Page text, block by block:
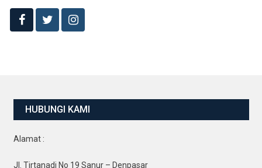
HUBUNGI KAMI
Alamat :
Jl. Tirtanadi No 19 Sanur – Denpasar